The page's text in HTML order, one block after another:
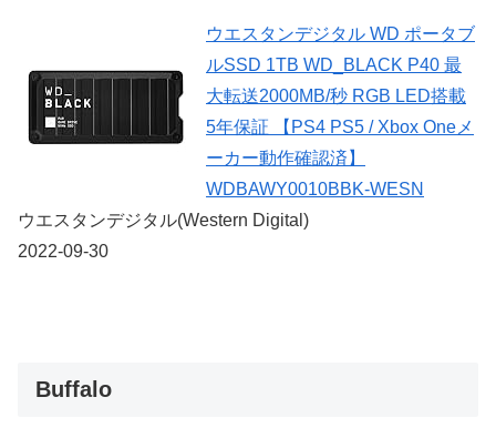
ウエスタンデジタル WD ポータブ
ルSSD 1TB WD_BLACK P40 最
大転送2000MB/秒 RGB LED搭載
5年保証 【PS4 PS5 / Xbox Oneメ
ーカー動作確認済】
WDBAWY0010BBK-WESN
ウエスタンデジタル(Western Digital)
2022-09-30
Buffalo